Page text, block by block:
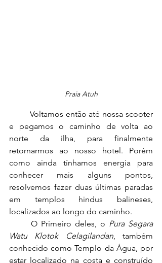
Praia Atuh
e pegamos o caminho de volta ao
norte da ilha, para finalmente
retornarmos ao nosso hotel. Porém
como ainda tínhamos energia para
conhecer mais alguns pontos,
resolvemos fazer duas últimas paradas
em templos hindus balineses,
localizados ao longo do caminho.
	O Primeiro deles, o
Pura Segara
Watu Klotok Celagilandan, também
conhecido como Templo da Água, por
estar localizado na costa e construído